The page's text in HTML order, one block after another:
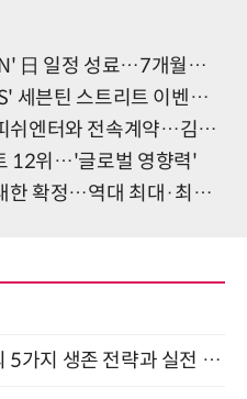
성료…7개월만의 유쾌소통
이벤트 확정…프로모션 스케줄러 공개
속계약…김세정·김영주와 한솥밥
12위…'글로벌 영향력'
정…역대 최대·최다 규모
AI × Design : UX디자이너의 5가지 생존 전략과 실전 대응 8월 28일 개최